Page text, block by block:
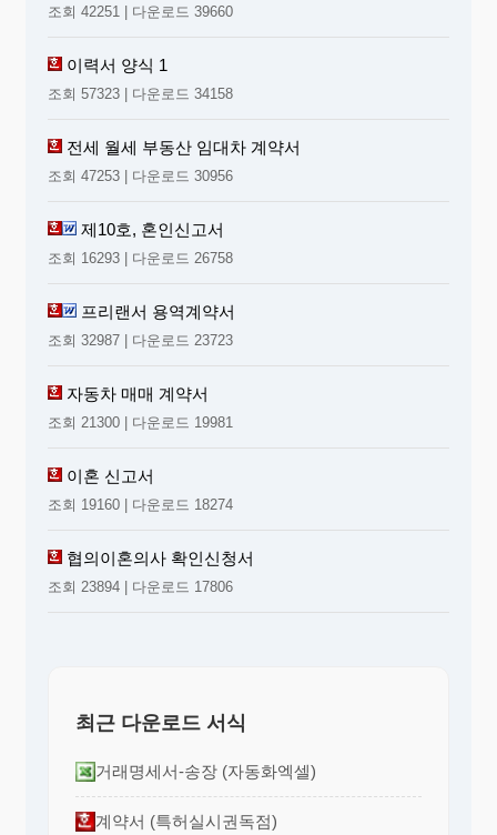
조회 42251 | 다운로드 39660
이력서 양식 1
조회 57323 | 다운로드 34158
전세 월세 부동산 임대차 계약서
조회 47253 | 다운로드 30956
제10호, 혼인신고서
조회 16293 | 다운로드 26758
프리랜서 용역계약서
조회 32987 | 다운로드 23723
자동차 매매 계약서
조회 21300 | 다운로드 19981
이혼 신고서
조회 19160 | 다운로드 18274
협의이혼의사 확인신청서
조회 23894 | 다운로드 17806
최근 다운로드 서식
거래명세서-송장 (자동화엑셀)
계약서 (특허실시권독점)